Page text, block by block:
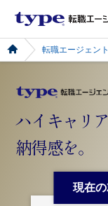
転職エージェン
ハイキャリ
納得感を。
現在